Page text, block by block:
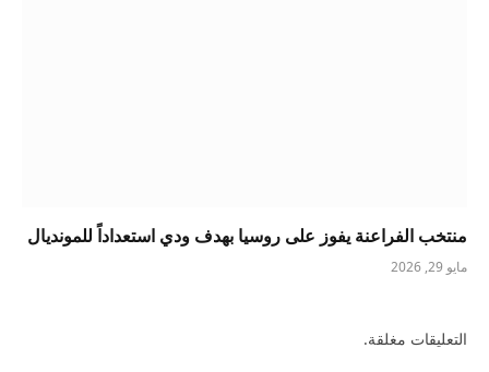
منتخب الفراعنة يفوز على روسيا بهدف ودي استعداداً للمونديال
مايو 29, 2026
التعليقات مغلقة.